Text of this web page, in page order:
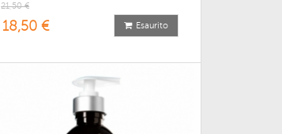
21,50 €
18,50 € Esaurito